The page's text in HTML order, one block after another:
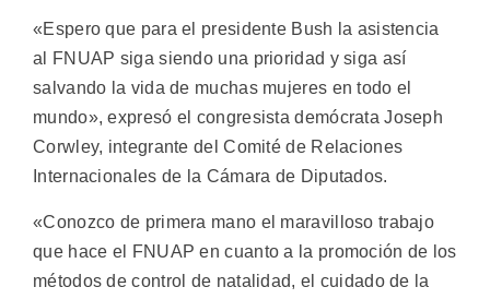
«Espero que para el presidente Bush la asistencia
al FNUAP siga siendo una prioridad y siga así
salvando la vida de muchas mujeres en todo el
mundo», expresó el congresista demócrata Joseph
Corwley, integrante del Comité de Relaciones
Internacionales de la Cámara de Diputados.
«Conozco de primera mano el maravilloso trabajo
que hace el FNUAP en cuanto a la promoción de los
métodos de control de natalidad, el cuidado de la